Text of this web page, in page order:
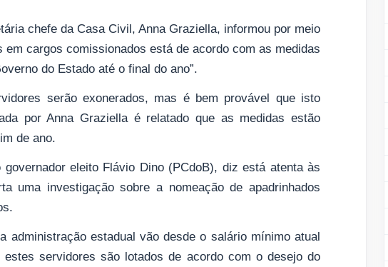
chefe da Casa Civil, Anna Graziella, informou por meio
em cargos comissionados está de acordo com as medidas
do Estado até o final do ano”.
serão exonerados, mas é bem provável que isto
por Anna Graziella é relatado que as medidas estão
de ano.
eleito Flávio Dino (PCdoB), diz está atenta às
uma investigação sobre a nomeação de apadrinhados
administração estadual vão desde o salário mínimo atual
servidores são lotados de acordo com o desejo do